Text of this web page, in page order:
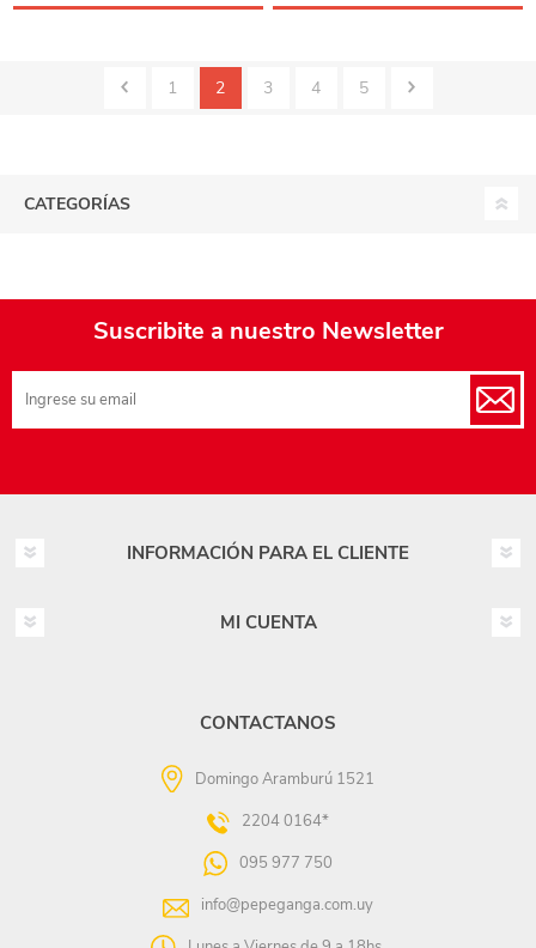
1 2 3 4 5
CATEGORÍAS
Suscribite a nuestro Newsletter
INFORMACIÓN PARA EL CLIENTE
MI CUENTA
CONTACTANOS
Domingo Aramburú 1521
2204 0164*
095 977 750
info@pepeganga.com.uy